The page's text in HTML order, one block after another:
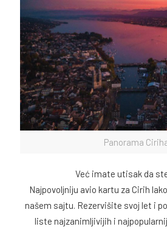
Panorama
Već imate utisak da
Najpovoljniju avio kartu za Cirih
našem sajtu. Rezervišite svoj let i
liste najzanimljivijih i